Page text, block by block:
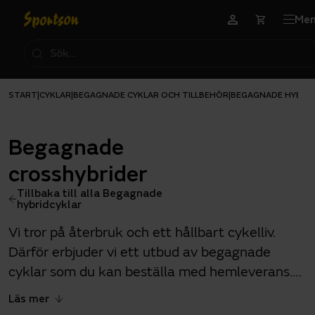
START CYKLAR BEGAGNADE CYKLAR OCH TILLBEHÖR BEGAGNADE
Begagnade
crosshybrider
Tillbaka till alla Begagnade
hybridcyklar
Vi tror på återbruk och ett hållbart cykelliv.
Därför erbjuder vi ett utbud av begagnade
cyklar som du kan beställa med hemleverans.
Besök gärna något av våra två begagnatcenter
Läs mer